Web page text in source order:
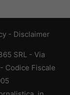
- Disclaimer
SRL - Via
Codice Fiscale